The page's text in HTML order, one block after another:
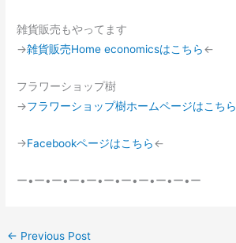
雑貨販売もやってます
→雑貨販売Home economicsはこちら←
フラワーショップ樹
→フラワーショップ樹ホームページはこちら
→Facebookページはこちら←
ー•ー•ー•ー•ー•ー•ー•ー•ー•ー•ー
← Previous Post